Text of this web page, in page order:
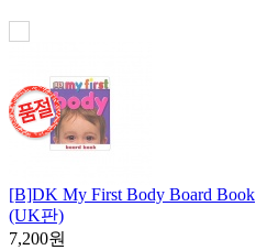
[B]DK My First Body Board Book
(UK판)
7,200원